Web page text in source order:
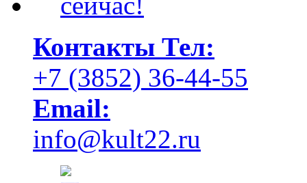
Контакты Тел:
+7 (3852) 36-44-55
Email:
info@kult22.ru